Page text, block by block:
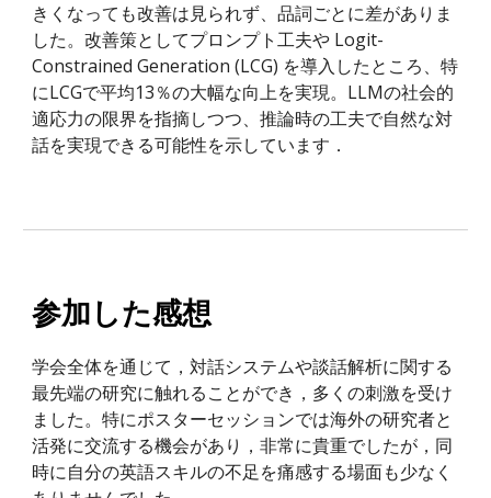
きくなっても改善は見られず、品詞ごとに差がありま
した。改善策としてプロンプト工夫や Logit-
Constrained Generation (LCG) を導入したところ、特
にLCGで平均13％の大幅な向上を実現。LLMの社会的
適応力の限界を指摘しつつ、推論時の工夫で自然な対
話を実現できる可能性を示しています ．
参加した感想
学会全体を通じて，対話システムや談話解析に関する
最先端の研究に触れることができ，多くの刺激を受け
ました。特にポスターセッションでは海外の研究者と
活発に交流する機会があり，非常に貴重でしたが，同
時に自分の英語スキルの不足を痛感する場面も少なく